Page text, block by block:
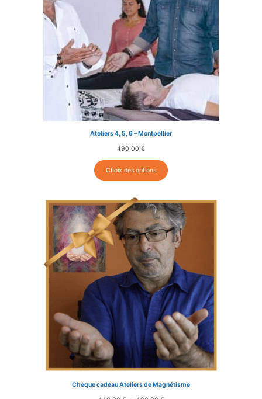
Ateliers 4, 5, 6 – Montpellier
490,00 €
Choix des options
Chèque cadeau Ateliers de Magnétisme